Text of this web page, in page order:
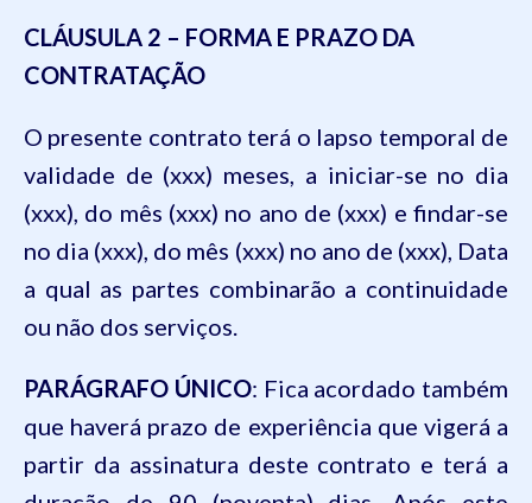
CLÁUSULA 2 – FORMA E PRAZO DA
CONTRATAÇÃO
O presente contrato terá o lapso temporal de
validade de (xxx) meses, a iniciar-se no dia
(xxx), do mês (xxx) no ano de (xxx) e findar-se
no dia (xxx), do mês (xxx) no ano de (xxx), Data
a qual as partes combinarão a continuidade
ou não dos serviços.
PARÁGRAFO ÚNICO: Fica acordado também
que haverá prazo de experiência que vigerá a
partir da assinatura deste contrato e terá a